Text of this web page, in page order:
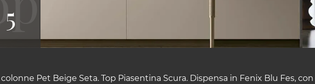
colonne Pet Beige Seta. Top Piasentina Scura. Dispensa in Fenix Blu Fes,